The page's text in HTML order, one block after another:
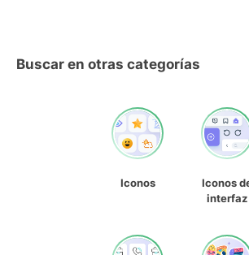
Buscar en otras categorías
Iconos
Iconos
interfaz